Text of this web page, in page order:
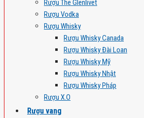
Rượu The Glenlivet
Rượu Vodka
Rượu Whisky
Rượu Whisky Canada
Rượu Whisky Đài Loan
Rượu Whisky Mỹ
Rượu Whisky Nhật
Rượu Whisky Pháp
Rượu X.O
Rượu vang